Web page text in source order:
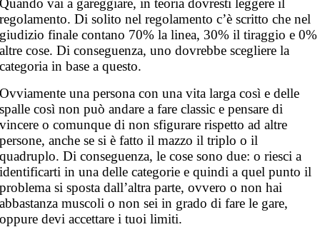
Quando vai a gareggiare, in teoria dovresti leggere il
regolamento. Di solito nel regolamento c’è scritto che nel
giudizio finale contano 70% la linea, 30% il tiraggio e 0%
altre cose. Di conseguenza, uno dovrebbe scegliere la
categoria in base a questo.
Ovviamente una persona con una vita larga così e delle
spalle così non può andare a fare classic e pensare di
vincere o comunque di non sfigurare rispetto ad altre
persone, anche se si è fatto il mazzo il triplo o il
quadruplo. Di conseguenza, le cose sono due: o riesci a
identificarti in una delle categorie e quindi a quel punto il
problema si sposta dall’altra parte, ovvero o non hai
abbastanza muscoli o non sei in grado di fare le gare,
oppure devi accettare i tuoi limiti.